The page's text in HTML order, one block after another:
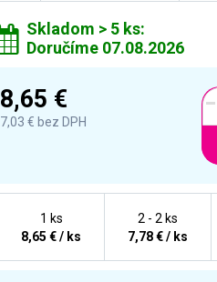
Skladom > 5 ks:
Doručíme 07.08.2026
8,65 €
7,03 € bez DPH -
2 - 2 ks
7,78 € / ks
1 ks
8,65 € / ks